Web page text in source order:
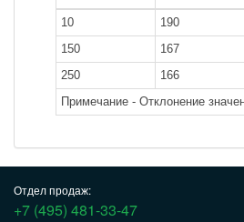
10 190
150
167
250
166
Примечание - Отклонение
Отдел продаж:
+7 (495) 481-33-47